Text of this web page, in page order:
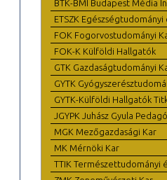
BTK-BMI Budapest Média
ETSZK
FOK Fogorvostudományi
FOK-K Külföldi Hallgatók
GTK Gazdaságtudományi
GYTK
GYTK-Külföldi Hallgatók
JGYPK Juhász Gyula
MGK Mezőgazdasági Kar
MK Mérnöki Kar
TTIK Természettudományi